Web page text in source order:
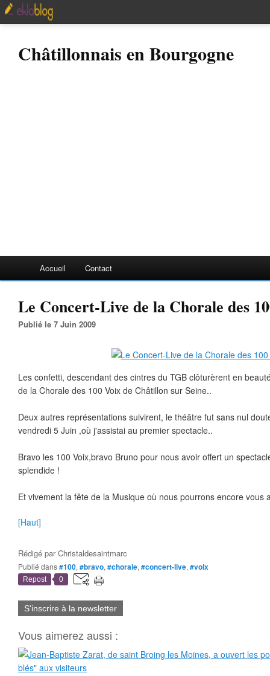
Châtillonnais en Bourgogne
Accueil Contact
Le Concert-Live de la Chorale des
Publié le 7 Juin 2009
Les confetti, descendant des cintres du TGB clôturèrent en
de la Chorale des 100 Voix de Châtillon sur Seine..
Deux autres représentations suivirent, le théâtre fut sans nul
vendredi 5 Juin ,où j'assistai au premier spectacle..
Bravo les 100 Voix,bravo Bruno pour nous avoir offert un
splendide !
Et vivement la fête de la Musique où nous pourrons encore vous
[Haut]
Rédigé parChristaldesaintmarc
Publié dans#100, #bravo, #chorale, #concert-live, #voix
Repost 0
S'inscrire à la newsletter
Vous aimerez aussi :